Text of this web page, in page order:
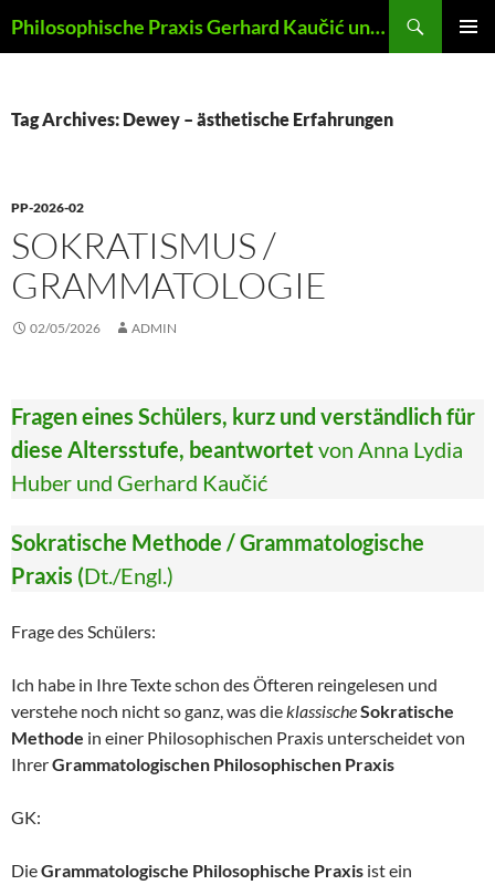
to
Philosophische Praxis Gerhard Kaučić und Anna Lydia Huber
Tag Archives: Dewey – ästhetische Erfahrungen
PP-2026-02
SOKRATISMUS /
GRAMMATOLOGIE
02/05/2026 ADMIN
Fragen eines Schülers, kurz und verständlich für
diese Altersstufe, beantwortet von Anna Lydia
Huber und Gerhard Kaučić
Sokratische Methode / Grammatologische
Praxis (Dt./Engl.)
Frage des Schülers:
Ich habe in Ihre Texte schon des Öfteren reingelesen und
verstehe noch nicht so ganz, was dieklassischeSokratische
Methode in einer Philosophischen Praxis unterscheidet von
IhrerGrammatologischen Philosophischen Praxis
GK:
DieGrammatologische Philosophische Praxis ist ein